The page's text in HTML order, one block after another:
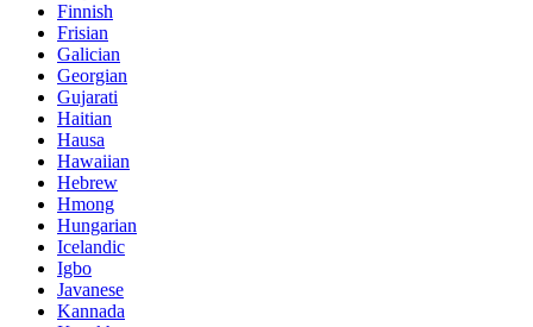
Finnish
Frisian
Galician
Georgian
Gujarati
Haitian
Hausa
Hawaiian
Hebrew
Hmong
Hungarian
Icelandic
Igbo
Javanese
Kannada